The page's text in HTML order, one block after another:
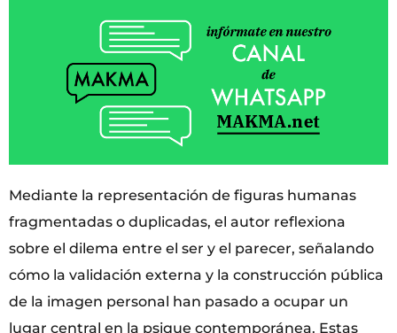
Mediante la representación de figuras humanas
fragmentadas o duplicadas, el autor reflexiona
sobre el dilema entre el ser y el parecer, señalando
cómo la validación externa y la construcción pública
de la imagen personal han pasado a ocupar un
lugar central en la psique contemporánea. Estas